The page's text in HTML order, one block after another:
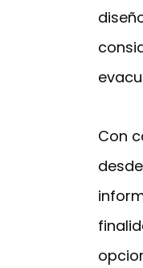
Con